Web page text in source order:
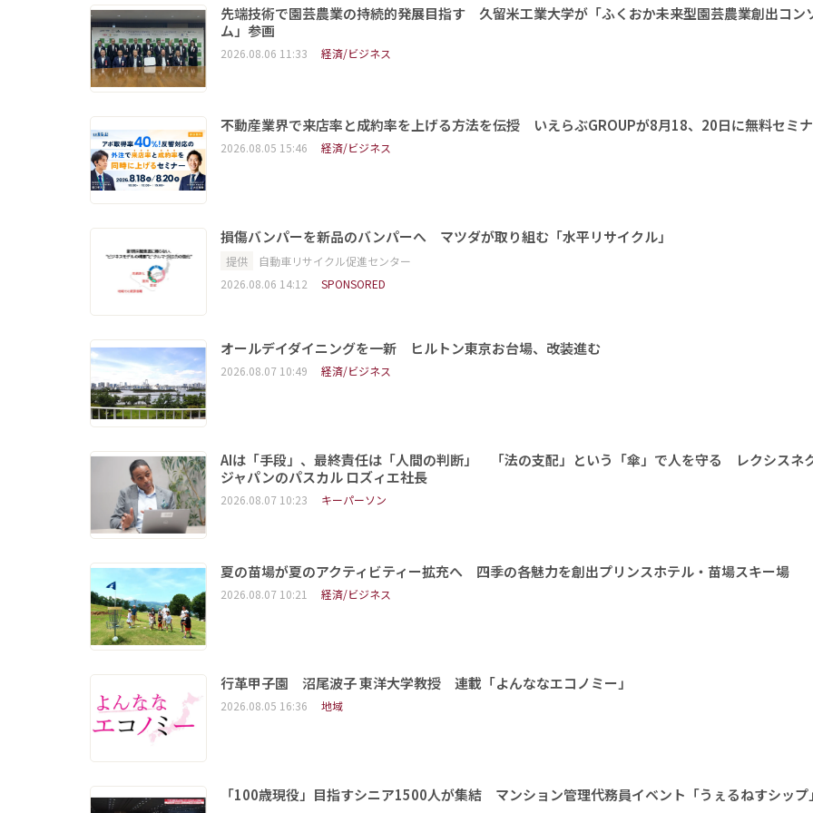
先端技術で園芸農業の持続的発展目指す 久留米工業大学が「ふくおか未来型園芸農業創出コン
ム」参画
2026.08.06 11:33 経済/ビジネス
不動産業界で来店率と成約率を上げる方法を伝授 いえらぶGROUPが8月18、20日に無料セミ
2026.08.05 15:46 経済/ビジネス
損傷バンパーを新品のバンパーへ マツダが取り組む「水平リサイクル」
提供
自動車リサイクル促進センター
2026.08.06 14:12
SPONSORED
オールデイダイニングを一新 ヒルトン東京お台場、改装進む
2026.08.07 10:49 経済/ビジネス
AIは「手段」、最終責任は「人間の判断」 「法の支配」という「傘」で人を守る レクシスネ
ジャパンのパスカル ロズィエ社長
2026.08.07 10:23 キーパーソン
夏の苗場が夏のアクティビティー拡充へ 四季の各魅力を創出プリンスホテル・苗場スキー場
2026.08.07 10:21 経済/ビジネス
行革甲子園 沼尾波子 東洋大学教授 連載「よんななエコノミー」
2026.08.05 16:36 地域
「100歳現役」目指すシニア1500人が集結 マンション管理代務員イベント「うぇるねすシップ」